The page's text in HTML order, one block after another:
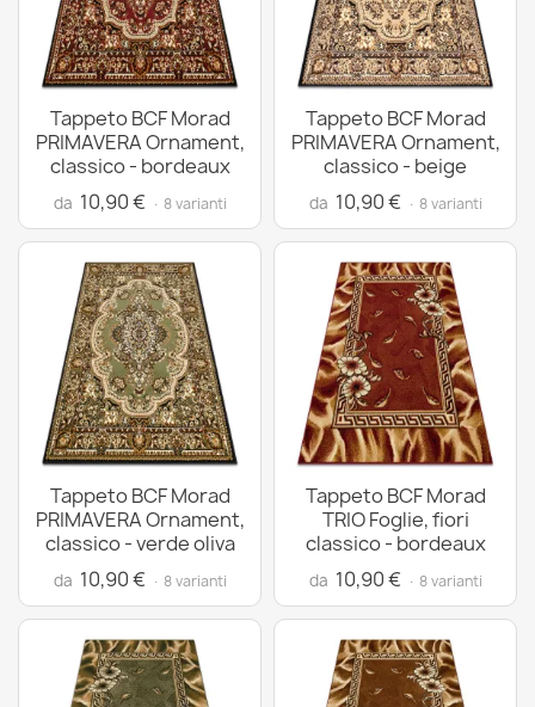
Tappeto BCF Morad
PRIMAVERA Ornament,
classico - bordeaux
da 10,90 € · 8 varianti
Tappeto BCF Morad
PRIMAVERA Ornament,
classico - beige
da 10,90 € · 8 varianti
Tappeto BCF Morad
PRIMAVERA Ornament,
classico - verde oliva
da 10,90 € · 8 varianti
Tappeto BCF Morad
TRIO Foglie, fiori
classico - bordeaux
da 10,90 € · 8 varianti